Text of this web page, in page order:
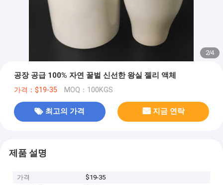
2/4
공장 공급 100% 자연 꿀벌 신선한 왕실 젤리 액체
가격：$19-35 MOQ：100KGS
최고의 가격 지금 연락
제품 설명
가격
$19-35